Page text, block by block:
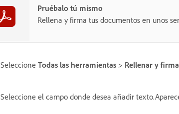
Pruébalo tú mismo
Rellena y firma tus documentos en unos
Seleccione Todas las herramientas > Rellenar y
Seleccione el campo donde desea añadir